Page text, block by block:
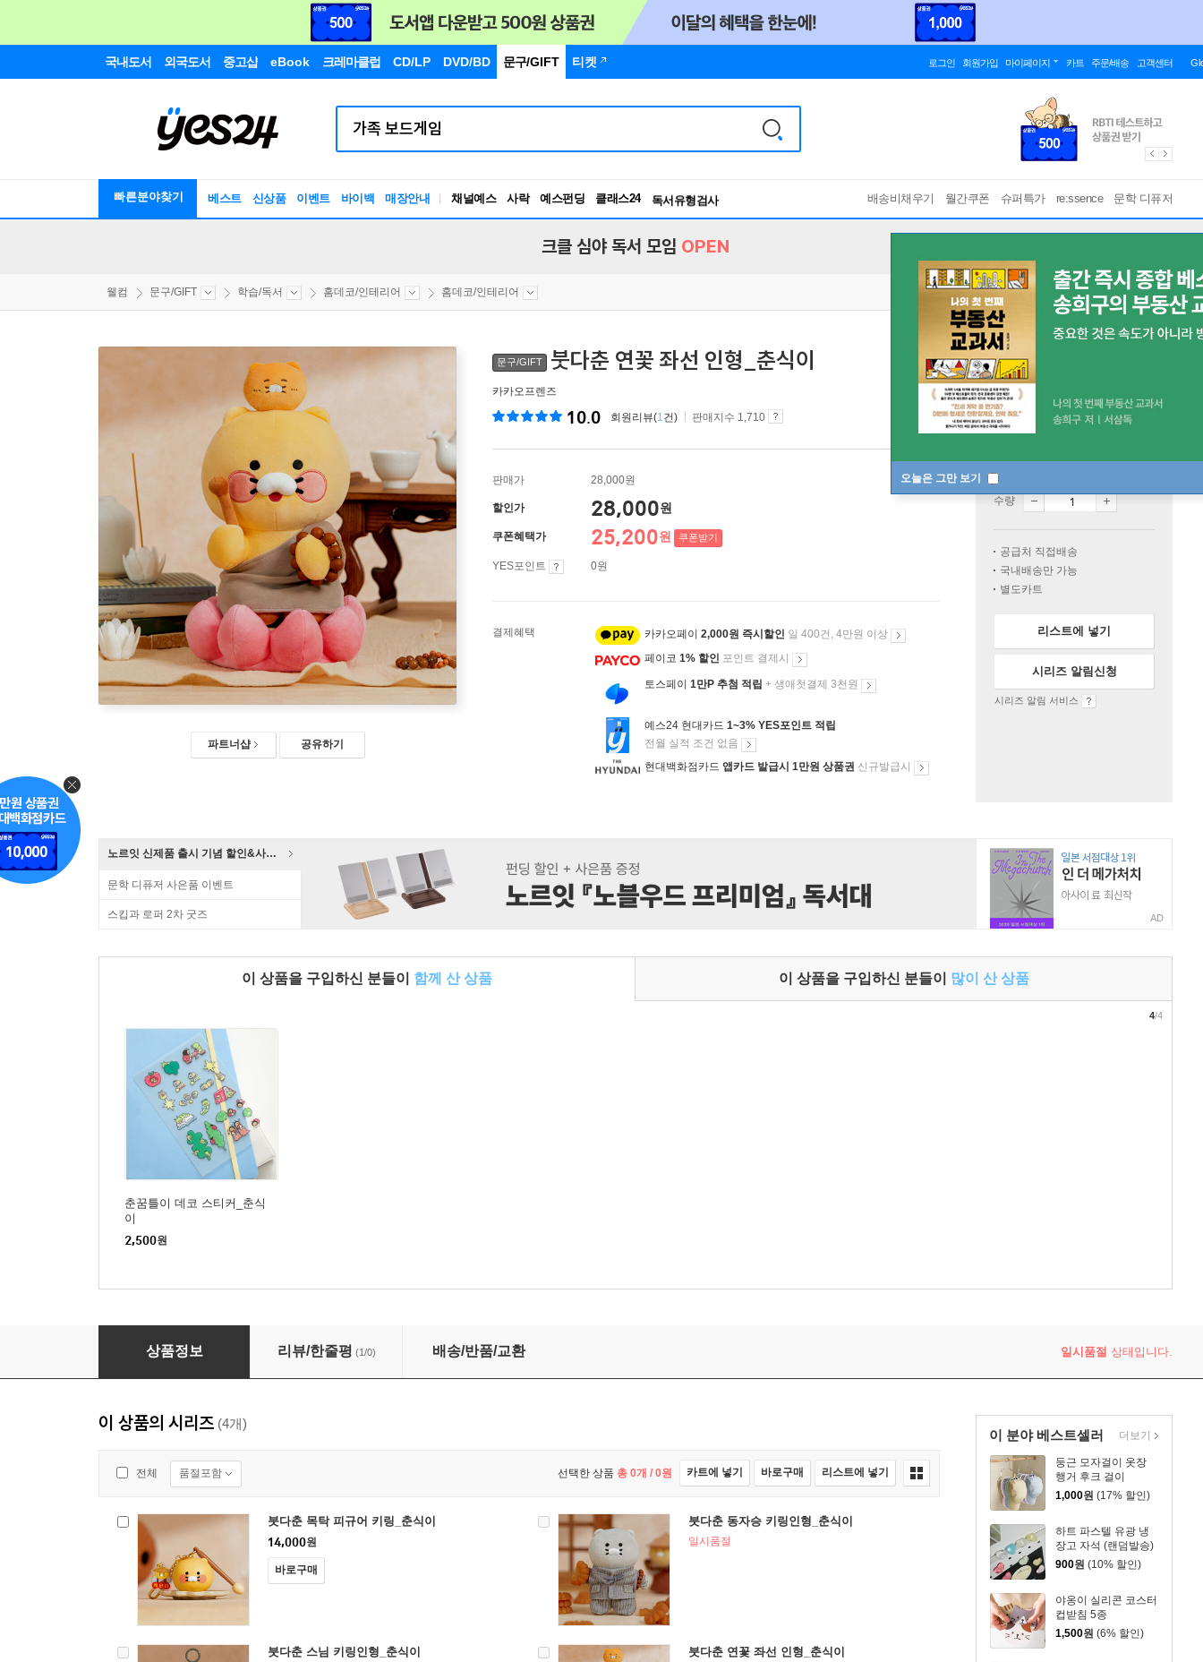
국내도서 외국도서 중고샵 eBook 크레마클럽 CD/LP DVD/BD 문구/GIFT 티켓 로그인 회원가입 마이페이지 카트 주문/배송 고객센터
빠른분야찾기 베스트 신상품 이벤트 바이백 매장안내 채널예스 사락 예스펀딩 클래스24
독서유형검사
RBTI Lab
배송비채우기 월간쿠폰 슈퍼특가 re:ssence 문학 디퓨저
오늘은 그만 보기
크클 심야 독서 모임 OPEN
웰컴 문구/GIFT 학습/독서 홈데코/인테리어 홈데코/인테리어
파트너샵 공유하기
문구/GIFT 붓다춘 연꽃 좌선 인형_춘식이
카카오프렌즈
10.0 회원리뷰(1건) 판매지수 1,710
판매가 28,000원
할인가 28,000원
쿠폰혜택가 25,200원 쿠폰받기
YES포인트 0원
결제혜택 카카오페이 2,000원 즉시할인 일 400건, 4만원 이상
페이코 1% 할인 포인트 결제시
토스페이 1만P 추첨 적립 + 생애첫결제 3천원
예스24 현대카드 1~3% YES포인트 적립
전월 실적 조건 없음
현대백화점카드 앱카드 발급시 1만원 상품권 신규발급시
일시품절
수량
공급처 직접배송
국내배송만 가능
별도카트
리스트에 넣기
시리즈 알림신청
시리즈 알림 서비스
노르잇 신제품 출시 기념 할인&사은품 증정!
문학 디퓨저 사은품 이벤트
스킵과 로퍼 2차 굿즈 AD
이 상품을 구입하신 분들이 함께 산 상품 이 상품을 구입하신 분들이 많이 산 상품
춘꿈틀이 데코 스티커_춘식
이
2,500원
4/4
붓다춘 연꽃 좌선 인형_춘식이
상품정보 리뷰/한줄평 (1/0) 배송/반품/교환 일시품절 상태입니다.
이 분야 베스트셀러
둥근 모자걸이 옷장
행거 후크 걸이
1,000원 (17% 할인)
하트 파스텔 유광 냉
장고 자석 (랜덤발송)
900원 (10% 할인)
야옹이 실리콘 코스터
컵받침 5종
1,500원 (6% 할인)
더보기
이 상품의 시리즈 (4개)
전체 품절포함 선택한 상품 총 0개 / 0원 카트에 넣기 바로구매 리스트에 넣기
붓다춘 목탁 피규어 키링_춘식이
14,000원
바로구매
붓다춘 동자승 키링인형_춘식이
일시품절
붓다춘 스님 키링인형_춘식이 붓다춘 연꽃 좌선 인형_춘식이